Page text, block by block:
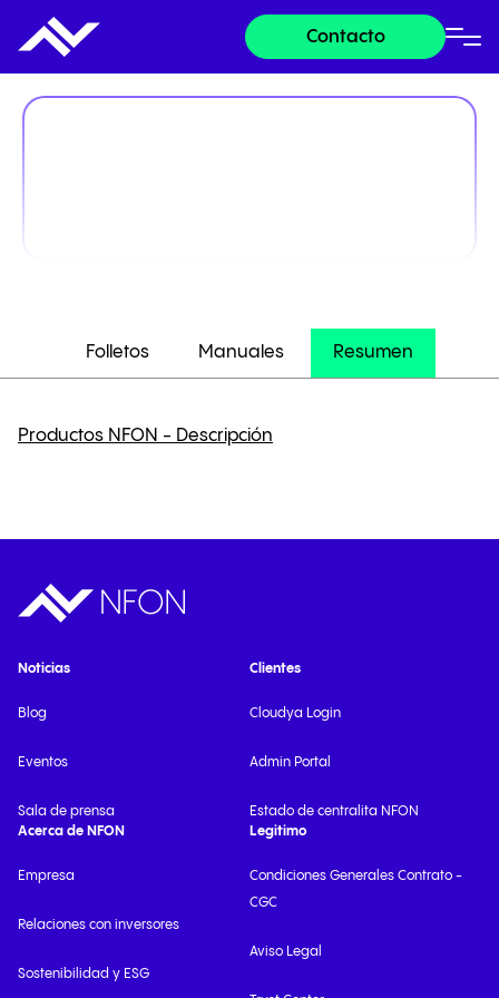
Contacto
Folletos Manuales Resumen
Productos NFON - Descripción
Noticias
Blog
Eventos
Sala de prensa
Clientes
Cloudya Login
Admin Portal
Estado de centralita NFON
Acerca de NFON
Empresa
Relaciones con inversores
Sostenibilidad y ESG
Legitimo
Condiciones Generales Contrato -
CGC
Aviso Legal